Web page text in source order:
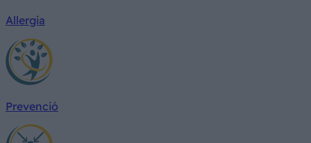
Allergia
Prevenció